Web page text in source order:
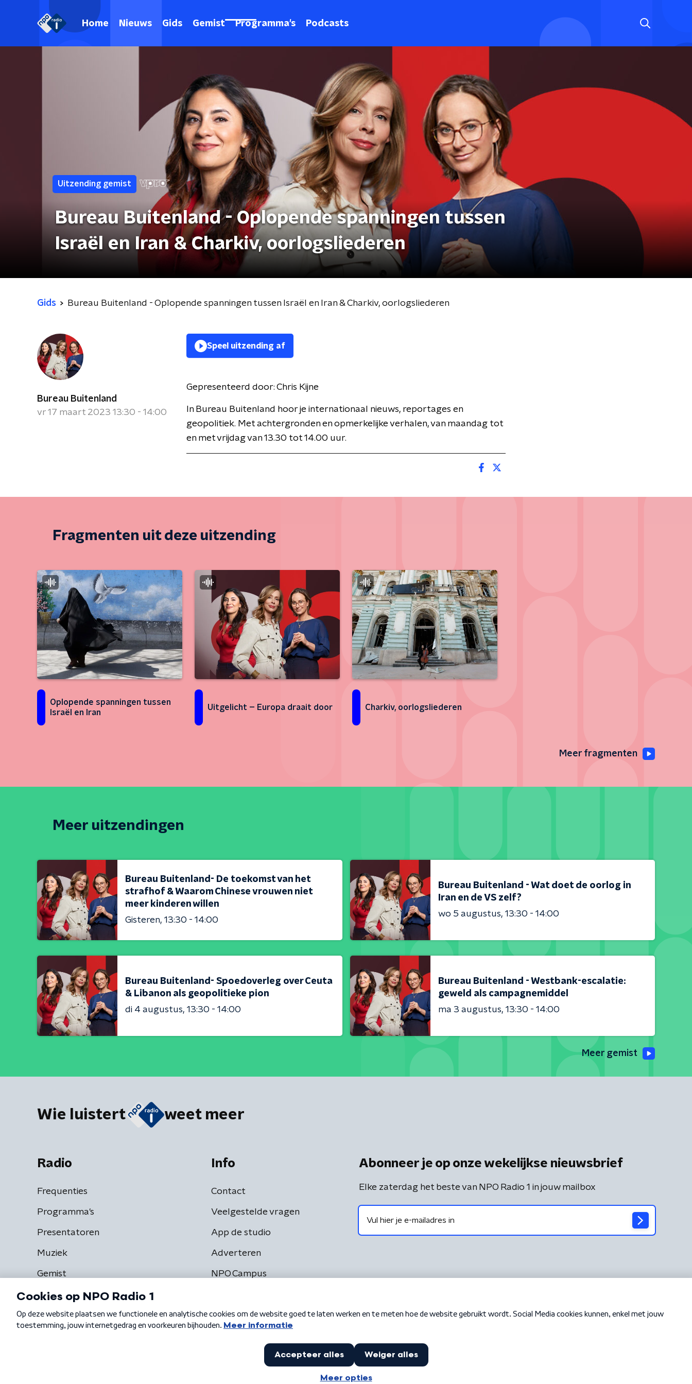
Home Nieuws Gids Gemist Programma's Podcasts
Uitzending gemist
Bureau Buitenland - Oplopende spanningen tussen
Israël en Iran & Charkiv, oorlogsliederen
Gids Bureau Buitenland - Oplopende spanningen tussen Israël en Iran & Charkiv, oorlogsliederen
Bureau Buitenland
vr 17 maart 2023 13:30 - 14:00
Speel uitzending af
Gepresenteerd door: Chris Kijne
In Bureau Buitenland hoor je internationaal nieuws, reportages en
geopolitiek. Met achtergronden en opmerkelijke verhalen, van maandag tot
en met vrijdag van 13.30 tot 14.00 uur.
Fragmenten uit deze uitzending
Oplopende spanningen tussen
Israël en Iran
Uitgelicht – Europa draait door Charkiv, oorlogsliederen
Meer fragmenten
Meer uitzendingen
Bureau Buitenland- De toekomst van het
strafhof & Waarom Chinese vrouwen niet
meer kinderen willen
Gisteren 13:30 - 14:00
Bureau Buitenland - Wat doet de oorlog in
Iran en de VS zelf?
wo 5 augustus 13:30 - 14:00
Bureau Buitenland- Spoedoverleg over Ceuta
& Libanon als geopolitieke pion
di 4 augustus 13:30 - 14:00
Bureau Buitenland - Westbank-escalatie:
geweld als campagnemiddel
ma 3 augustus 13:30 - 14:00
Meer gemist
Wie luistert weet meer
Radio
Frequenties
Programma's
Presentatoren
Muziek
Gemist
Info
Contact
Veelgestelde vragen
App de studio
Adverteren
NPO Campus
Abonneer je op onze wekelijkse nieuwsbrief
Elke zaterdag het beste van NPO Radio 1 in jouw mailbox
Algemene voorwaarden Privacybeleid